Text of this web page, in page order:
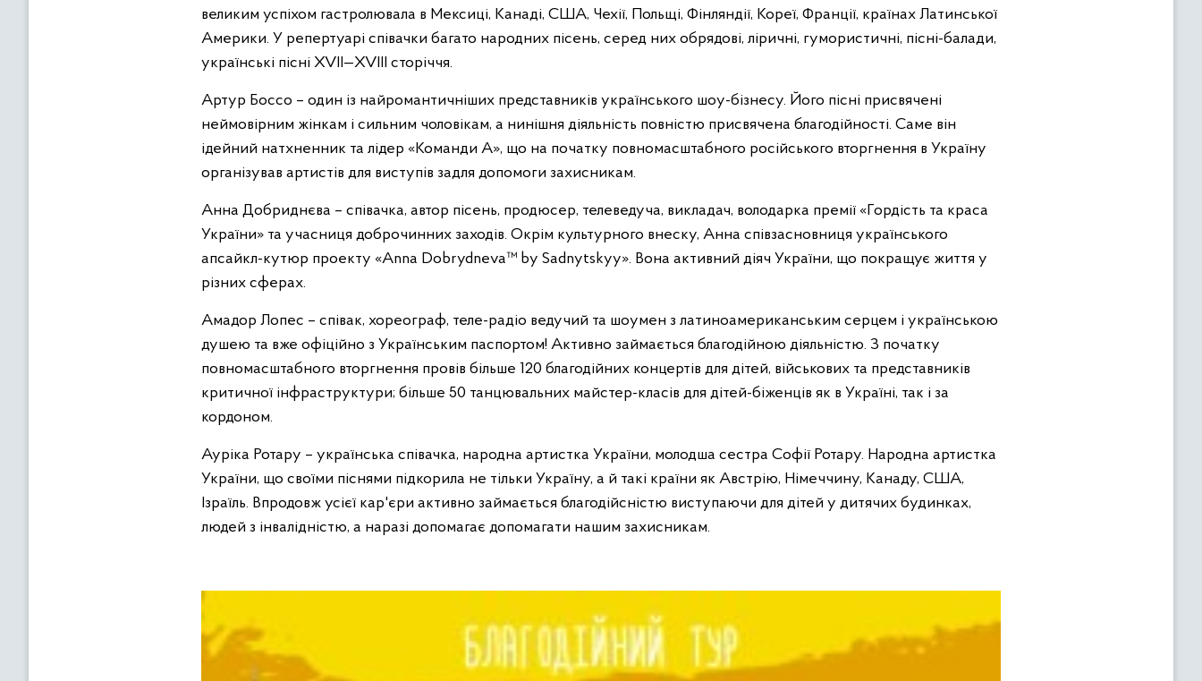
великим успіхом гастролювала в Мексиці, Канаді, США, Чехії, Польщі, Фінляндії, Кореї, Франції, країнах Латинської
Америки. У репертуарі співачки багато народних пісень, серед них обрядові, ліричні, гумористичні, пісні-балади,
українські пісні XVII—XVIII сторіччя.
Артур Боссо – один із найромантичніших представників українського шоу-бізнесу. Його пісні присвячені
неймовірним жінкам і сильним чоловікам, а нинішня діяльність повністю присвячена благодійності. Саме він
ідейний натхненник та лідер «Команди А», що на початку повномасштабного російського вторгнення в Україну
організував артистів для виступів задля допомоги захисникам.
Анна Добриднєва – співачка, автор пісень, продюсер, телеведуча, викладач, володарка премії «Гордість та краса
України» та учасниця доброчинних заходів. Окрім культурного внеску, Анна співзасновниця українського
апсайкл-кутюр проекту «Anna Dobrydneva™ by Sadnytskyy». Вона активний діяч України, що покращує життя у
різних сферах.
Амадор Лопес – співак, хореограф, теле-радіо ведучий та шоумен з латиноамериканським серцем і українською
душею та вже офіційно з Українським паспортом! Активно займається благодійною діяльністю. З початку
повномасштабного вторгнення провів більше 120 благодійних концертів для дітей, військових та представників
критичної інфраструктури; більше 50 танцювальних майстер-класів для дітей-біженців як в Україні, так і за
кордоном.
Ауріка Ротару – українська співачка, народна артистка України, молодша сестра Софії Ротару. Народна артистка
України, що своїми піснями підкорила не тільки Україну, а й такі країни як Австрію, Німеччину, Канаду, США,
Ізраїль. Впродовж усієї кар'єри активно займається благодійсністю виступаючи для дітей у дитячих будинках,
людей з інвалідністю, а наразі допомагає допомагати нашим захисникам.